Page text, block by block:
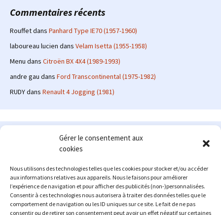
Gérer le consentement aux
cookies
Nous utilisons des technologies telles que les cookies pour stocker et/ou accéder
aux informations relatives aux appareils. Nous le faisons pour améliorer
l’expérience de navigation et pour afficher des publicités (non-)personnalisées.
Consentir à ces technologies nous autorisera à traiter des données telles que le
comportement de navigation ou les ID uniques sur ce site. Le fait de ne pas
consentir ou de retirer son consentement peut avoir un effet négatif sur certaines
Commentaires récents
Rouffetdans Panhard Type IE70 (1957-1960)
laboureau lucien dans Velam Isetta (1955-1958)
Menu dans Citroën BX 4X4 (1989-1993)
andre gau dans Ford Transcontinental (1975-1982)
RUDYdans Renault 4 Jogging (1981)
Le site en quelques mots
: passionné d'automobile ancienne depuis de
nombreuses années, j'ai commencé à partager ma passion sur
internet à partir de 2009 au travers d'un blog qui a connu un relatif
succès. Fin 2013, je décide de prendre mon autonomie et me lancer
avec mon propre site : l'Automobile Ancienne.
Me contacter : alex(at)lautomobileancienne.com